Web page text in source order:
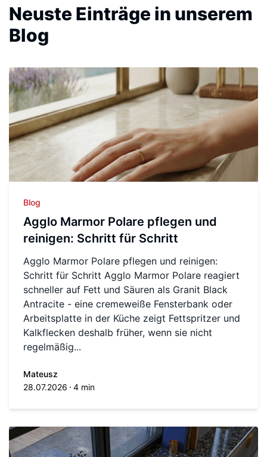
Neuste Einträge in unserem
Blog
Blog
Agglo Marmor Polare pflegen und
reinigen: Schritt für Schritt
Agglo Marmor Polare pflegen und reinigen:
Schritt für Schritt Agglo Marmor Polare reagiert
schneller auf Fett und Säuren als Granit Black
Antracite - eine cremeweiße Fensterbank oder
Arbeitsplatte in der Küche zeigt Fettspritzer und
Kalkflecken deshalb früher, wenn sie nicht
regelmäßig...
Mateusz
28.07.2026
4 min